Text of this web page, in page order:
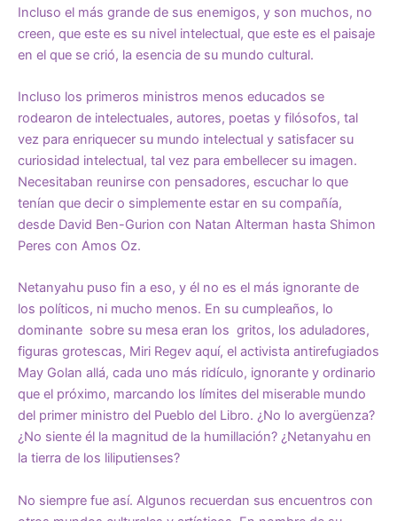
Incluso el más grande de sus enemigos, y son muchos, no
creen, que este es su nivel intelectual, que este es el paisaje
en el que se crió, la esencia de su mundo cultural.
Incluso los primeros ministros menos educados se
rodearon de intelectuales, autores, poetas y filósofos, tal
vez para enriquecer su mundo intelectual y satisfacer su
curiosidad intelectual, tal vez para embellecer su imagen.
Necesitaban reunirse con pensadores, escuchar lo que
tenían que decir o simplemente estar en su compañía,
desde David Ben-Gurion con Natan Alterman hasta Shimon
Peres con Amos Oz.
Netanyahu puso fin a eso, y él no es el más ignorante de
los políticos, ni mucho menos. En su cumpleaños, lo
dominante sobre su mesa eran los gritos, los aduladores,
figuras grotescas, Miri Regev aquí, el activista antirefugiados
May Golan allá, cada uno más ridículo, ignorante y ordinario
que el próximo, marcando los límites del miserable mundo
del primer ministro del Pueblo del Libro. ¿No lo avergüenza?
¿No siente él la magnitud de la humillación? ¿Netanyahu en
la tierra de los liliputienses?
No siempre fue así. Algunos recuerdan sus encuentros con